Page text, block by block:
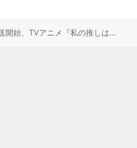
10月2日放送開始、TVアニメ『私の推しは悪役令嬢。』メインPV公開＆主題歌の音源も解禁！